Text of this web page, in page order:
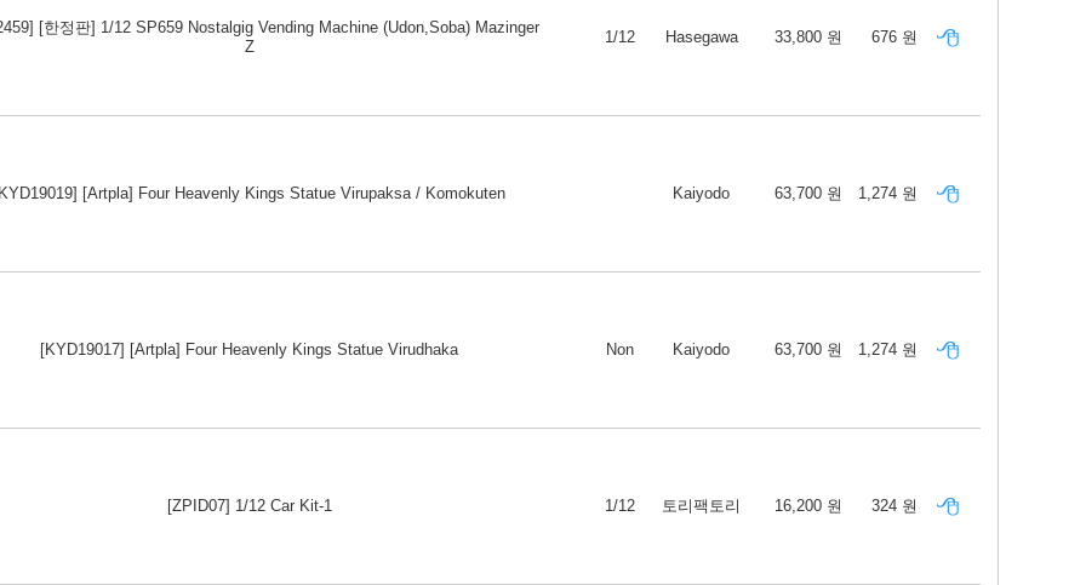
[한정판] 1/12 SP659 Nostalgig Vending Machine (Udon,Soba) Mazinger
Z
1/12 Hasegawa 33,800 원 676 원
[Artpla] Four Heavenly Kings Statue Virupaksa / Komokuten Kaiyodo 63,700 원 1,274 원
[KYD19017] [Artpla] Four Heavenly Kings Statue Virudhaka Non Kaiyodo 63,700 원 1,274 원
[ZPID07] 1/12 Car Kit-1 1/12 토리팩토리 16,200 원 324 원